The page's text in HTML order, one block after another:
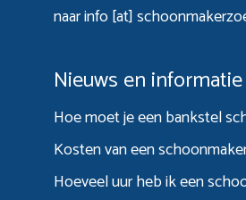
naar info [at]
Nieuws en informatie
Hoe moet je een bankstel
Kosten van een
Hoeveel uur heb ik een